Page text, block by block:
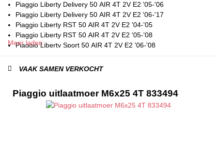
Piaggio Liberty Delivery 50 AIR 4T 2V E2 '05-'06
Piaggio Liberty Delivery 50 AIR 4T 2V E2 '06-'17
Piaggio Liberty RST 50 AIR 4T 2V E2 '04-'05
Piaggio Liberty RST 50 AIR 4T 2V E2 '05-'08
Piaggio Liberty Sport 50 AIR 4T 2V E2 '06-'08
Vespa LX 25km/h AIR 4T 2V E2 '10-'12
Vespa LXV 25km/h AIR 4T 2V E2 '12-'13
Vespa Primavera 25km/h AIR 4T 2V E2 '14-'17
Meer laden
VAAK SAMEN VERKOCHT
Piaggio uitlaatmoer M6x25 4T 833494